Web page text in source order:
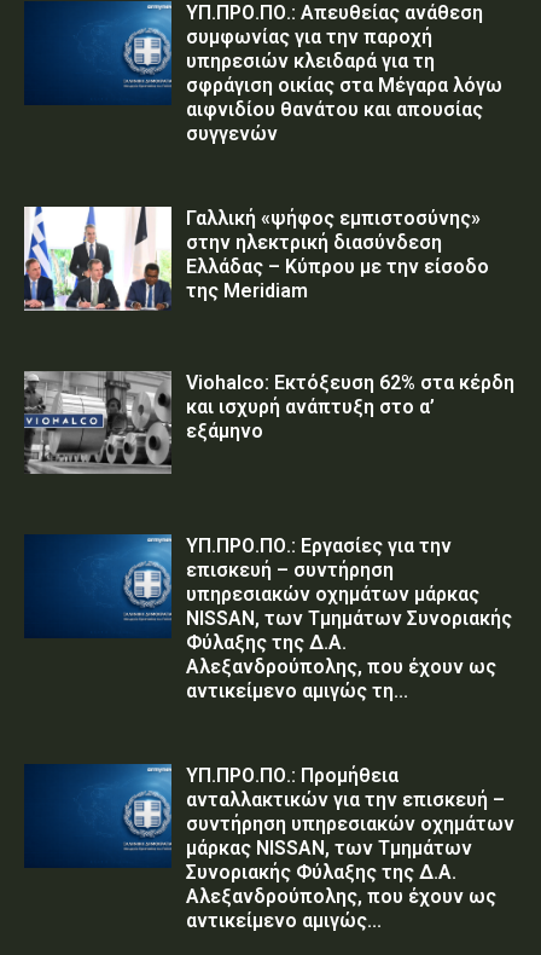
ΥΠ.ΠΡΟ.ΠΟ.: Απευθείας ανάθεση
συμφωνίας για την παροχή
υπηρεσιών κλειδαρά για τη
σφράγιση οικίας στα Μέγαρα λόγω
αιφνιδίου θανάτου και απουσίας
συγγενών
Γαλλική «ψήφος εμπιστοσύνης»
στην ηλεκτρική διασύνδεση
Ελλάδας – Κύπρου με την είσοδο
της Meridiam
Viohalco: Εκτόξευση 62% στα κέρδη
και ισχυρή ανάπτυξη στο α’
εξάμηνο
ΥΠ.ΠΡΟ.ΠΟ.: Εργασίες για την
επισκευή – συντήρηση
υπηρεσιακών οχημάτων μάρκας
NISSAN, των Τμημάτων Συνοριακής
Φύλαξης της Δ.Α.
Αλεξανδρούπολης, που έχουν ως
αντικείμενο αμιγώς τη...
ΥΠ.ΠΡΟ.ΠΟ.: Προμήθεια
ανταλλακτικών για την επισκευή –
συντήρηση υπηρεσιακών οχημάτων
μάρκας NISSAN, των Τμημάτων
Συνοριακής Φύλαξης της Δ.Α.
Αλεξανδρούπολης, που έχουν ως
αντικείμενο αμιγώς...